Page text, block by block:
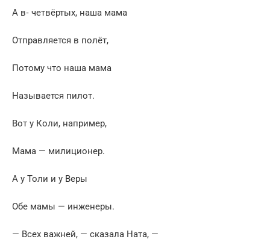
А в‑ четвёртых, наша мама
Отправляется в полёт,
Потому что наша мама
Называется пилот.
Вот у Коли, например,
Мама — милиционер.
А у Толи и у Веры
Обе мамы — инженеры.
— Всех важней, — сказала Ната, —